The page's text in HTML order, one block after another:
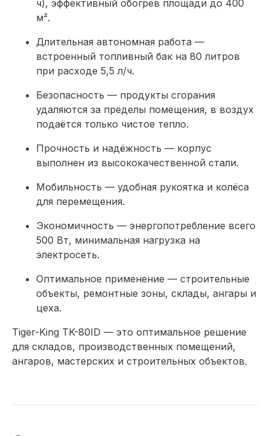
ч), эффективный обогрев площади до 400
м².
Длительная автономная работа —
встроенный топливный бак на 80 литров
при расходе 5,5 л/ч.
Безопасность — продукты сгорания
удаляются за пределы помещения, в воздух
подаётся только чистое тепло.
Прочность и надёжность — корпус
выполнен из высококачественной стали.
Мобильность — удобная рукоятка и колёса
для перемещения.
Экономичность — энергопотребление всего
500 Вт, минимальная нагрузка на
электросеть.
Оптимальное применение — строительные
объекты, ремонтные зоны, склады, ангары и
цеха.
Tiger-King TK-80ID — это оптимальное решение
для складов, производственных помещений,
ангаров, мастерских и строительных объектов.